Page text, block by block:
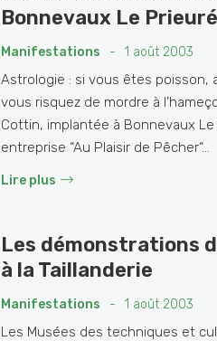
Bonnevaux Le
Manifestations - 1 août 2003
Astrologie : si vous êtes poisson,
vous risquez de mordre à
Cottin, implantée à Bonnevaux
entreprise “Au Plaisir de Pêcher“...
Lire plus
Les démonstrations
à la Taillanderie
Manifestations - 1 août 2003
Les Musées des techniques et